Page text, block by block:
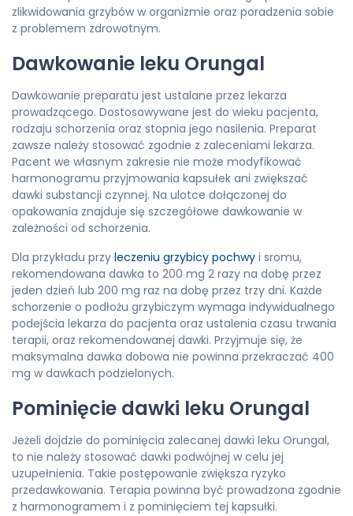
zlikwidowania grzybów w organizmie oraz poradzenia sobie
z problemem zdrowotnym.
Dawkowanie leku Orungal
Dawkowanie preparatu jest ustalane przez lekarza
prowadzącego. Dostosowywane jest do wieku pacjenta,
rodzaju schorzenia oraz stopnia jego nasilenia. Preparat
zawsze należy stosować zgodnie z zaleceniami lekarza.
Pacent we własnym zakresie nie może modyfikować
harmonogramu przyjmowania kapsułek ani zwiększać
dawki substancji czynnej. Na ulotce dołączonej do
opakowania znajduje się szczegółowe dawkowanie w
zależności od schorzenia.
Dla przykładu przy leczeniu grzybicy pochwy i sromu,
rekomendowana dawka to 200 mg 2 razy na dobę przez
jeden dzień lub 200 mg raz na dobę przez trzy dni. Każde
schorzenie o podłożu grzybiczym wymaga indywidualnego
podejścia lekarza do pacjenta oraz ustalenia czasu trwania
terapii, oraz rekomendowanej dawki. Przyjmuje się, że
maksymalna dawka dobowa nie powinna przekraczać 400
mg w dawkach podzielonych.
Pominięcie dawki leku Orungal
Jeżeli dojdzie do pominięcia zalecanej dawki leku Orungal,
to nie należy stosować dawki podwójnej w celu jej
uzupełnienia. Takie postępowanie zwiększa ryzyko
przedawkowania. Terapia powinna być prowadzona zgodnie
z harmonogramem i z pominięciem tej kapsułki.